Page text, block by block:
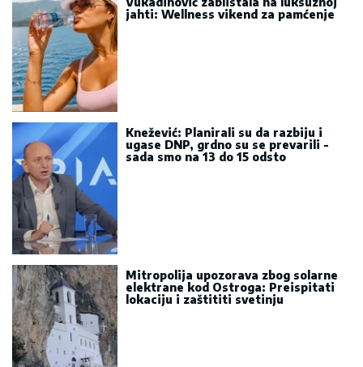
jahti: Wellness vikend za pamćenje
Knežević: Planirali su da razbiju i
ugase DNP, grdno su se prevarili -
sada smo na 13 do 15 odsto
Mitropolija upozorava zbog solarne
elektrane kod Ostroga: Preispitati
lokaciju i zaštititi svetinju